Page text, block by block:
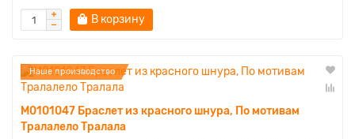
В корзину
Наше производство
M0101047 Браслет из красного шнура, По мотивам
Тралалело Тралала